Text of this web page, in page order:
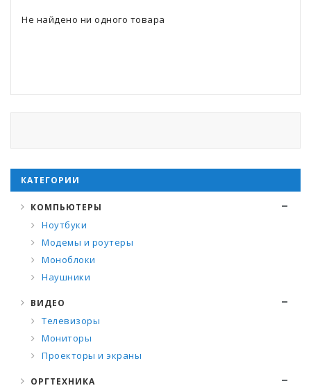
Не найдено ни одного товара
КАТЕГОРИИ
КОМПЬЮТЕРЫ
Ноутбуки
Модемы и роутеры
Моноблоки
Наушники
ВИДЕО
Телевизоры
Мониторы
Проекторы и экраны
ОРГТЕХНИКА